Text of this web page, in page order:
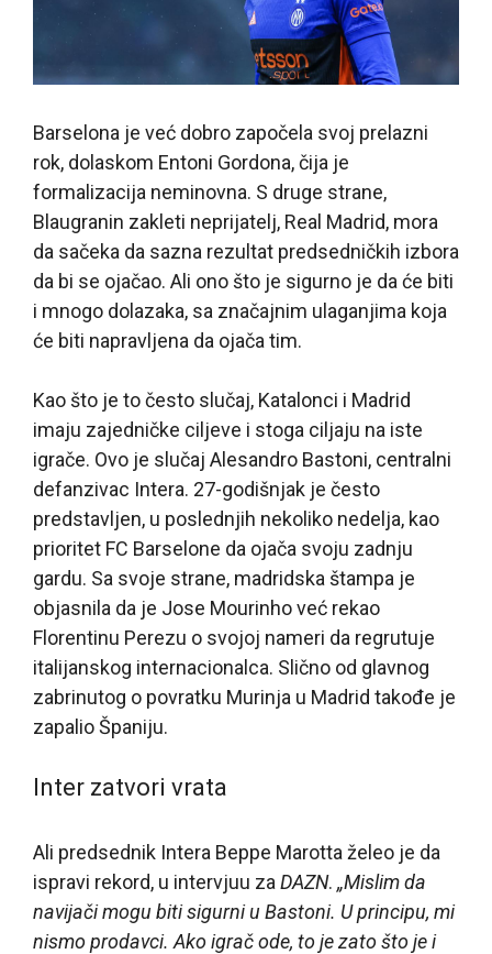
Barselona je već dobro započela svoj prelazni
rok, dolaskom Entoni Gordona, čija je
formalizacija neminovna. S druge strane,
Blaugranin zakleti neprijatelj, Real Madrid, mora
da sačeka da sazna rezultat predsedničkih izbora
da bi se ojačao. Ali ono što je sigurno je da će biti
i mnogo dolazaka, sa značajnim ulaganjima koja
će biti napravljena da ojača tim.
Kao što je to često slučaj, Katalonci i Madrid
imaju zajedničke ciljeve i stoga ciljaju na iste
igrače. Ovo je slučaj Alesandro Bastoni, centralni
defanzivac Intera. 27-godišnjak je često
predstavljen, u poslednjih nekoliko nedelja, kao
prioritet FC Barselone da ojača svoju zadnju
gardu. Sa svoje strane, madridska štampa je
objasnila da je Jose Mourinho već rekao
Florentinu Perezu o svojoj nameri da regrutuje
italijanskog internacionalca. Slično od glavnog
zabrinutog o povratku Murinja u Madrid takođe je
zapalio Španiju.
Inter zatvori vrata
Ali predsednik Intera Beppe Marotta želeo je da
ispravi rekord, u intervjuu za DAZN. „Mislim da
navijači mogu biti sigurni u Bastoni. U principu, mi
nismo prodavci. Ako igrač ode, to je zato što je i